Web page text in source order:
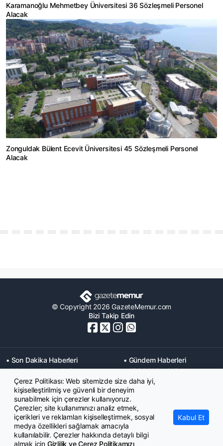
Karamanoğlu Mehmetbey Üniversitesi 36 Sözleşmeli Personel
Alacak
Zonguldak Bülent Ecevit Üniversitesi 45 Sözleşmeli Personel
Alacak
© Copyright 2026 GazeteMemur.com
Bizi Takip Edin
• Son Dakika Haberleri
• Gündem Haberleri
• Memurlar Haberleri
• KPSS Haberleri
• Ekonomi Haberleri
• Eğitim Haberleri
• Yaşam Haberleri
• Maaş Verileri Haberleri
• Mahkeme Kararları
Haberleri
Çerez Politikası: Web sitemizde size daha iyi,
kişiselleştirilmiş ve güvenli bir deneyim
sunabilmek için çerezler kullanıyoruz.
Çerezler; site kullanımınızı analiz etmek,
içerikleri ve reklamları kişiselleştirmek, sosyal
medya özellikleri sağlamak amacıyla
kullanılabilir. Çerezler hakkında detaylı bilgi
almak için Gizlilik ve Çerez Politikamızı
Kabul Et